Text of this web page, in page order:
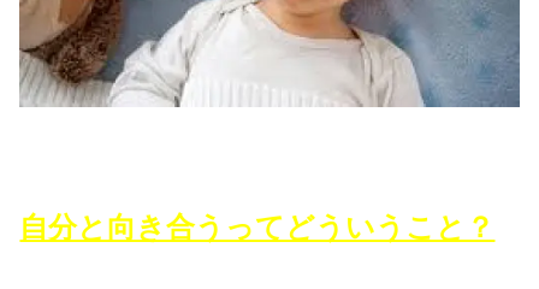
自分と向き合うってどういうこと？